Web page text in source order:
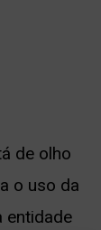
de olho
o uso da
entidade